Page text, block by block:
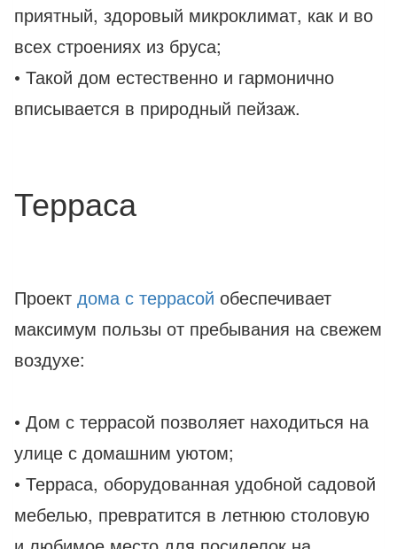
приятный, здоровый микроклимат, как и во
всех строениях из бруса;
• Такой дом естественно и гармонично
вписывается в природный пейзаж.
Терраса
Проект дома с террасой обеспечивает
максимум пользы от пребывания на свежем
воздухе:
• Дом с террасой позволяет находиться на
улице с домашним уютом;
• Терраса, оборудованная удобной садовой
мебелью, превратится в летнюю столовую